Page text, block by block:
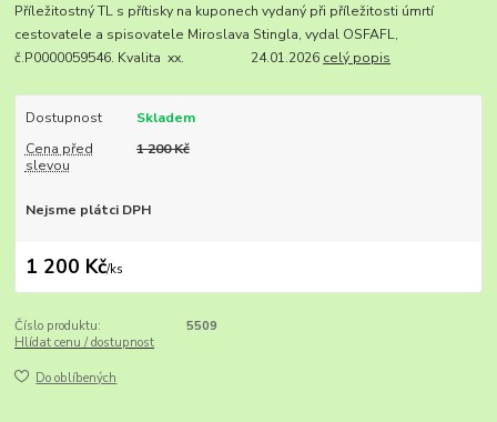
Příležitostný TL s přítisky na kuponech vydaný při příležitosti úmrtí
cestovatele a spisovatele Miroslava Stingla, vydal OSFAFL,
č.P0000059546. Kvalita xx. 24.01.2026 celý popis
Dostupnost
Skladem
Cena před
slevou
1 200 Kč
Nejsme plátci DPH
1 200 Kč/ks
Číslo produktu:
5509
Hlídat cenu / dostupnost
Do oblíbených